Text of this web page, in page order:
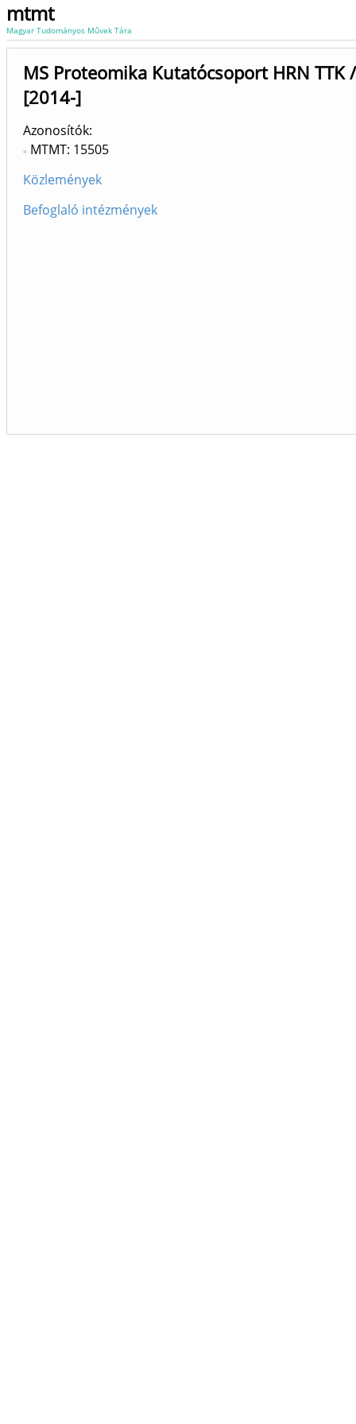
mtmt
Magyar Tudományos Művek Tára
MS Proteomika Kutatócsoport HRN TTK
[2014-]
Azonosítók
MTMT: 15505
Közlemények
Befoglaló intézmények